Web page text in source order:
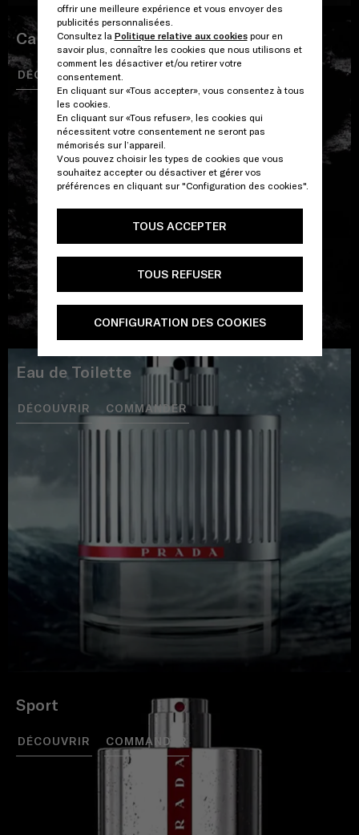
offrir une meilleure expérience et vous envoyer des
publicités personnalisées.
Consultez la Politique relative aux cookiespour en
savoir plus, connaître les cookies que nous utilisons et
comment les désactiver et/ou retirer votre
consentement.
En cliquant sur «Tous accepter», vous consentez à tous
les cookies.
En cliquant sur «Tous refuser», les cookies qui
nécessitent votre consentement ne seront pas
mémorisés sur l’appareil.
Vous pouvez choisir les types de cookies que vous
souhaitez accepter ou désactiver et gérer vos
préférences en cliquant sur "Configuration des cookies".
TOUS ACCEPTER
TOUS REFUSER
CONFIGURATION DES COOKIES
Carbon EDT
DÉCOUVRIR COMMANDER
Eau de Toilette
DÉCOUVRIR COMMANDER
Sport
DÉCOUVRIR COMMANDER